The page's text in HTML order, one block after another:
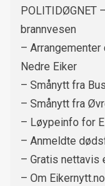
POLITIDØGNET
brannvesen
–
Nedre Eiker
– Smånytt fra
– Smånytt fra
– Løypeinfo for
– Anmeldte
– Gratis nettavis
– Om Eikernytt.no